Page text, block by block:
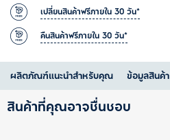
เปลี่ยนสินค้าฟรีภายใน 30 วัน*
คืนสินค้าฟรีภายใน 30 วัน*
ผลิตภัณฑ์แนะนำสำหรับคุณ ข้อมูลสินค้า
สินค้าที่คุณอาจชื่นชอบ